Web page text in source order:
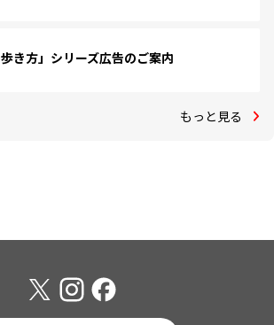
歩き方」シリーズ広告のご案内
もっと見る